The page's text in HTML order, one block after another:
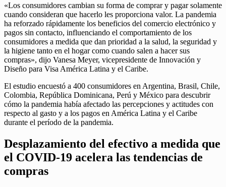
«Los consumidores cambian su forma de comprar y pagar solamente
cuando consideran que hacerlo les proporciona valor. La pandemia
ha reforzado rápidamente los beneficios del comercio electrónico y
pagos sin contacto, influenciando el comportamiento de los
consumidores a medida que dan prioridad a la salud, la seguridad y
la higiene tanto en el hogar como cuando salen a hacer sus
compras», dijo Vanesa Meyer, vicepresidente de Innovación y
Diseño para Visa América Latina y el Caribe.
El estudio encuestó a 400 consumidores en Argentina, Brasil, Chile,
Colombia, República Dominicana, Perú y México para descubrir
cómo la pandemia había afectado las percepciones y actitudes con
respecto al gasto y a los pagos en América Latina y el Caribe
durante el período de la pandemia.
Desplazamiento del efectivo a medida que
el COVID-19 acelera las tendencias de
compras